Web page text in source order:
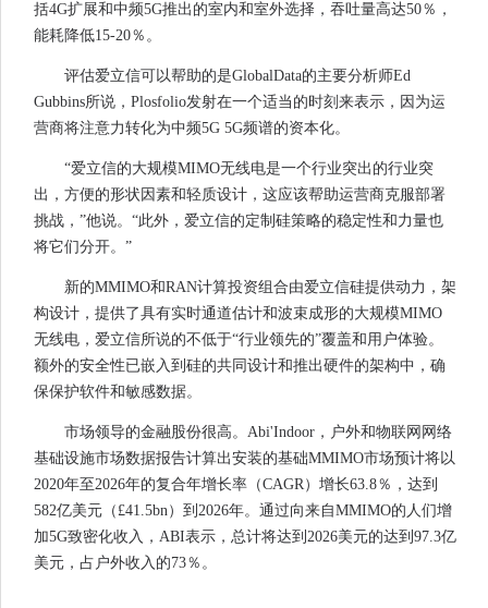
括4G扩展和中频5G推出的室内和室外选择，吞吐量高达50％，
能耗降低15-20％。
评估爱立信可以帮助的是GlobalData的主要分析师Ed
Gubbins所说，Plosfolio发射在一个适当的时刻来表示，因为运
营商将注意力转化为中频5G 5G频谱的资本化。
“爱立信的大规模MIMO无线电是一个行业突出的行业突
出，方便的形状因素和轻质设计，这应该帮助运营商克服部署
挑战，”他说。“此外，爱立信的定制硅策略的稳定性和力量也
将它们分开。”
新的MMIMO和RAN计算投资组合由爱立信硅提供动力，架
构设计，提供了具有实时通道估计和波束成形的大规模MIMO
无线电，爱立信所说的不低于“行业领先的”覆盖和用户体验。
额外的安全性已嵌入到硅的共同设计和推出硬件的架构中，确
保保护软件和敏感数据。
市场领导的金融股份很高。Abi'Indoor，户外和物联网网络
基础设施市场数据报告计算出安装的基础MMIMO市场预计将以
2020年至2026年的复合年增长率（CAGR）增长63.8％，达到
582亿美元（£41.5bn）到2026年。通过向来自MMIMO的人们增
加5G致密化收入，ABI表示，总计将达到2026美元的达到97.3亿
美元，占户外收入的73％。